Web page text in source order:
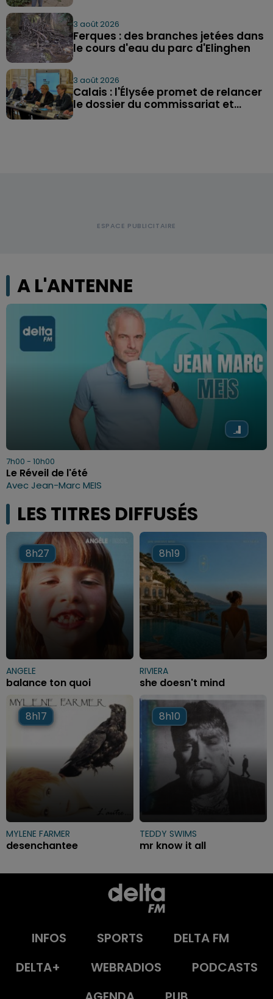
3 août 2026
Ferques : des branches jetées dans
le cours d'eau du parc d'Elinghen
3 août 2026
Calais : l'Élysée promet de relancer
le dossier du commissariat et...
A L'ANTENNE
7h00 - 10h00
Le Réveil de l'été
Avec Jean-Marc MEIS
LES TITRES DIFFUSÉS
8h27
8h27
ANGELE
balance ton quoi
8h19
8h19
RIVIERA
she doesn't mind
8h17
8h17
MYLENE FARMER
desenchantee
8h10
8h10
TEDDY SWIMS
mr know it all
INFOS SPORTS
DELTA FM
DELTA+
WEBRADIOS
PODCASTS